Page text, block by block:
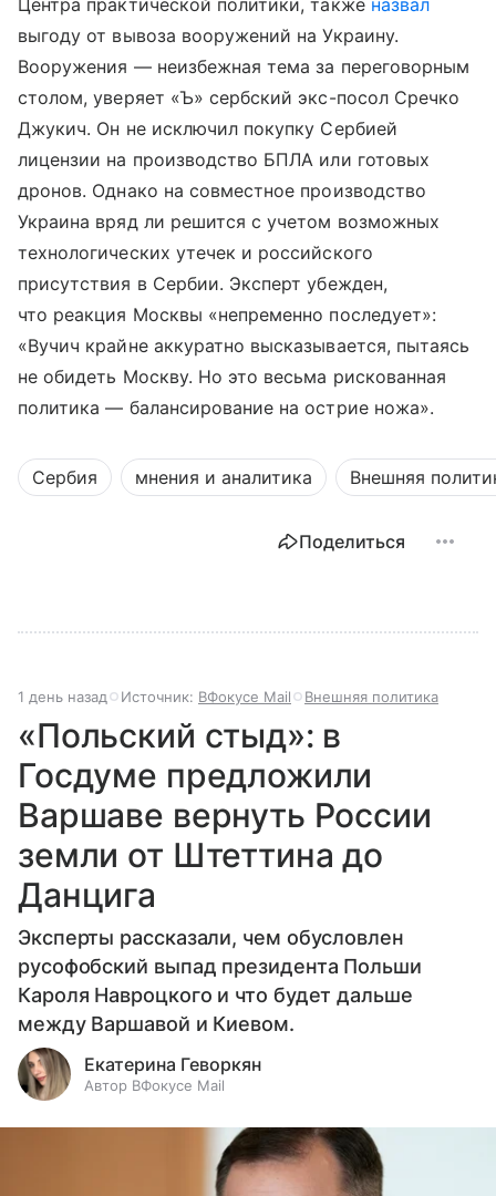
Центра практической политики, также назвал
выгоду от вывоза вооружений на Украину.
Вооружения — неизбежная тема за переговорным
столом, уверяет «Ъ» сербский экс-посол Сречко
Джукич. Он не исключил покупку Сербией
лицензии на производство БПЛА или готовых
дронов. Однако на совместное производство
Украина вряд ли решится с учетом возможных
технологических утечек и российского
присутствия в Сербии. Эксперт убежден,
что реакция Москвы «непременно последует»:
«Вучич крайне аккуратно высказывается, пытаясь
не обидеть Москву. Но это весьма рискованная
политика — балансирование на острие ножа».
Сербия мнения и аналитика Внешняя
Поделиться
1 день назад Источник: ВФокусе Mail Внешняя политика
«Польский стыд»: в
Госдуме предложили
Варшаве вернуть России
земли от Штеттина до
Данцига
Эксперты рассказали, чем обусловлен
русофобский выпад президента Польши
Кароля Навроцкого и что будет дальше
между Варшавой и Киевом.
Екатерина Геворкян
Автор ВФокусе Mail